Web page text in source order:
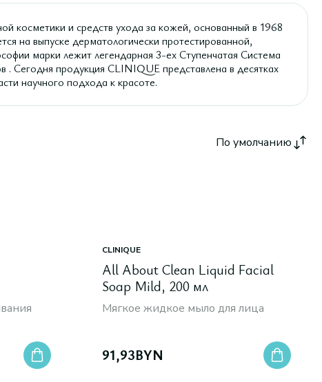
косметики и средств ухода за кожей, основанный в 1968
на выпуске дерматологически протестированной,
марки лежит легендарная 3-ех Ступенчатая Система
. Сегодня продукция CLINIQUE представлена в десятках
научного подхода к красоте.
По умолчанию
CLINIQUE
All About Clean Liquid Facial
Soap Mild, 200 мл
Мягкое жидкое мыло для лица
91,93BYN